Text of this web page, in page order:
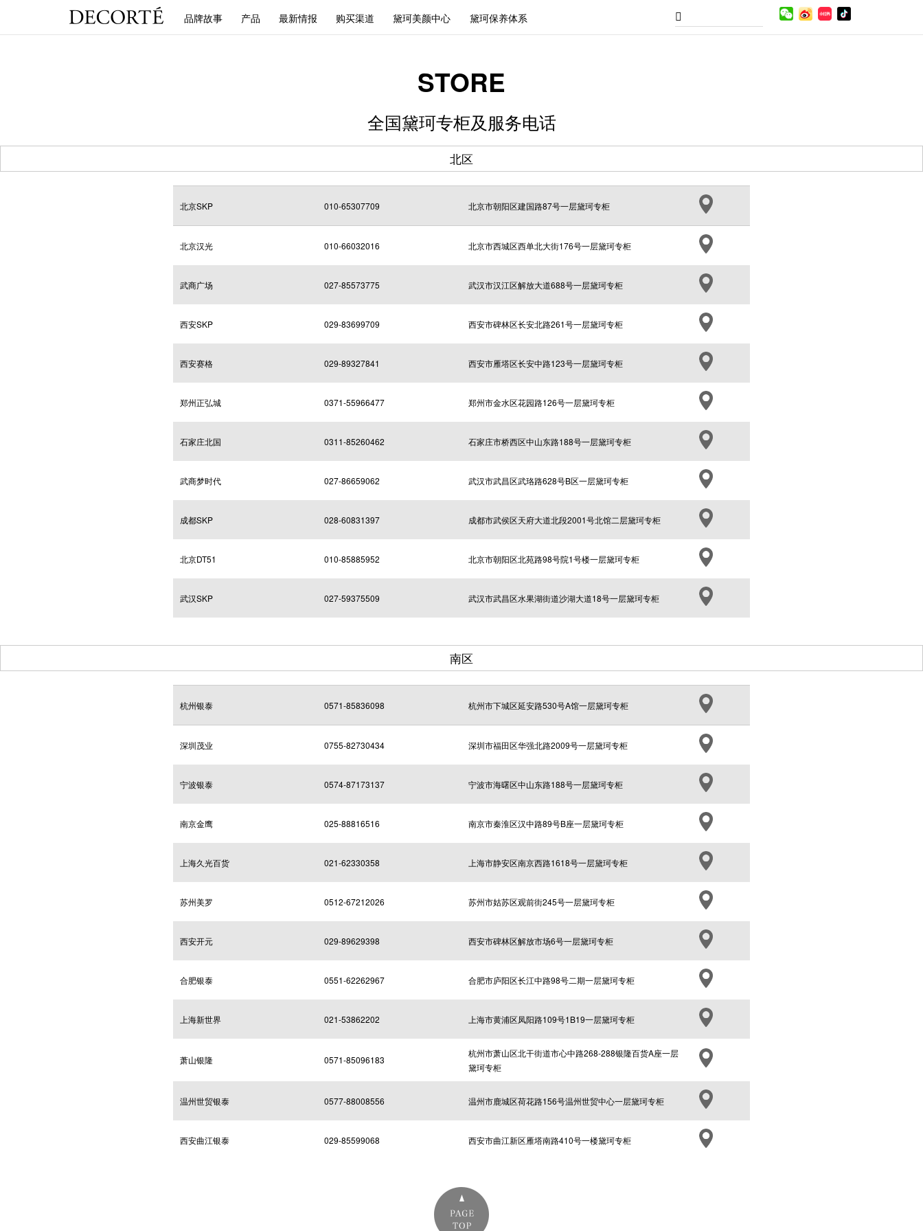
品牌故事 产品 最新情报 购买渠道 黛珂美颜中心 黛珂保养体系
STORE
全国黛珂专柜及服务电话
北区
北京SKP 010-65307709 北京市朝阳区建国路87号一层黛珂专柜
北京汉光 010-66032016 北京市西城区西单北大街176号一层黛珂专柜
武商广场 027-85573775 武汉市汉江区解放大道688号一层黛珂专柜
西安SKP 029-83699709 西安市碑林区长安北路261号一层黛珂专柜
西安赛格 029-89327841 西安市雁塔区长安中路123号一层黛珂专柜
郑州正弘城 0371-55966477 郑州市金水区花园路126号一层黛珂专柜
石家庄北国 0311-85260462 石家庄市桥西区中山东路188号一层黛珂专柜
武商梦时代 027-86659062 武汉市武昌区武珞路628号B区一层黛珂专柜
成都SKP 028-60831397 成都市武侯区天府大道北段2001号北馆二层黛珂专柜
北京DT51 010-85885952 北京市朝阳区北苑路98号院1号楼一层黛珂专柜
武汉SKP 027-59375509 武汉市武昌区水果湖街道沙湖大道18号一层黛珂专柜
南区
杭州银泰 0571-85836098 杭州市下城区延安路530号A馆一层黛珂专柜
深圳茂业 0755-82730434 深圳市福田区华强北路2009号一层黛珂专柜
宁波银泰 0574-87173137 宁波市海曙区中山东路188号一层黛珂专柜
南京金鹰 025-88816516 南京市秦淮区汉中路89号B座一层黛珂专柜
上海久光百货 021-62330358 上海市静安区南京西路1618号一层黛珂专柜
苏州美罗 0512-67212026 苏州市姑苏区观前街245号一层黛珂专柜
西安开元 029-89629398 西安市碑林区解放市场6号一层黛珂专柜
合肥银泰 0551-62262967 合肥市庐阳区长江中路98号二期一层黛珂专柜
上海新世界 021-53862202 上海市黄浦区凤阳路109号1B19一层黛珂专柜
萧山银隆 0571-85096183
杭州市萧山区北干街道市心中路268-288银隆百货A座一层
黛珂专柜
温州世贸银泰 0577-88008556 温州市鹿城区荷花路156号温州世贸中心一层黛珂专柜
西安曲江银泰 029-85599068 西安市曲江新区雁塔南路410号一楼黛珂专柜